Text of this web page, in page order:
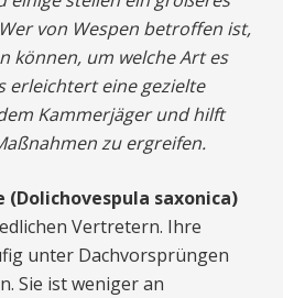
von Wespen betroffen ist,
können, um welche Art es
erleichtert eine gezielte
Kammerjäger und hilft
zu ergreifen.
(Dolichovespula saxonica)
Vertretern. Ihre
unter Dachvorsprüngen
Sie ist weniger an